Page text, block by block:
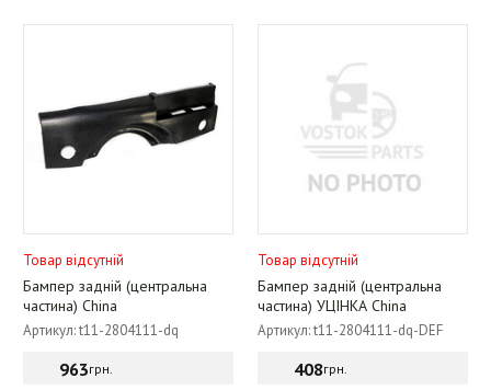
Товар відсутній
Бампер задній (центральна
частина) China
Артикул: t11-2804111-dq
963грн.
Товар відсутній
Бампер задній (центральна
частина) УЦІНКА China
Артикул: t11-2804111-dq-DEF
408грн.